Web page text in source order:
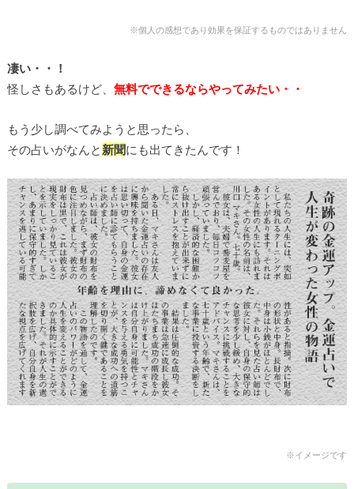
※個人の感想であり効果を保証するものではありません
凄い・・！
怪しさもあるけど、 無料でできるならやってみたい・・
もう少し調べてみようと思ったら、
その占いがなんと 新聞にも出てきたんです！
※イメージです